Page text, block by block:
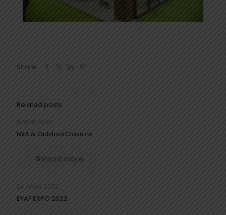
Share
Related posts
8 Mart 2023
IWA & OutdoorClassics
Read more
24 Aralık 2022
EYAF EXPO 2022